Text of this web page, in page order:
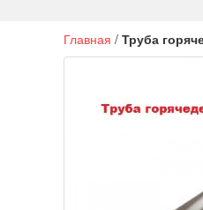
Главная / Труба